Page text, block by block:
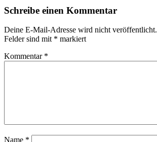
Schreibe einen Kommentar
Deine E-Mail-Adresse wird nicht veröffentlicht.
Felder sind mit * markiert
Kommentar *
Name *